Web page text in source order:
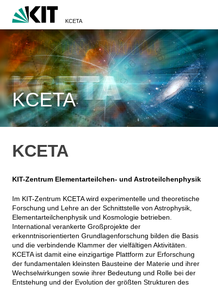
KCETA
KCETA
KCETA
KIT-Zentrum Elementarteilchen- und Astroteilchenphysik
Im KIT-Zentrum KCETA wird experimentelle und theoretische
Forschung und Lehre an der Schnittstelle von Astrophysik,
Elementarteilchenphysik und Kosmologie betrieben.
International verankerte Großprojekte der
erkenntnisorientierten Grundlagenforschung bilden die Basis
und die verbindende Klammer der vielfältigen Aktivitäten.
KCETA ist damit eine einzigartige Plattform zur Erforschung
der fundamentalen kleinsten Bausteine der Materie und ihrer
Wechselwirkungen sowie ihrer Bedeutung und Rolle bei der
Entstehung und der Evolution der größten Strukturen des